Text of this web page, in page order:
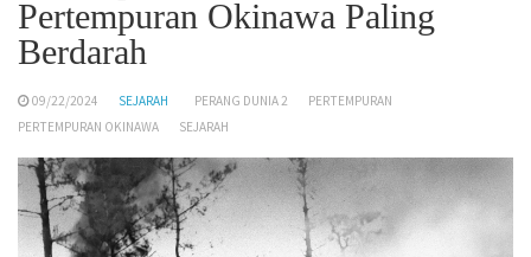
Pertempuran Okinawa Paling
Berdarah
09/22/2024 SEJARAH PERANG DUNIA 2
PERTEMPURAN
PERTEMPURAN OKINAWA
SEJARAH